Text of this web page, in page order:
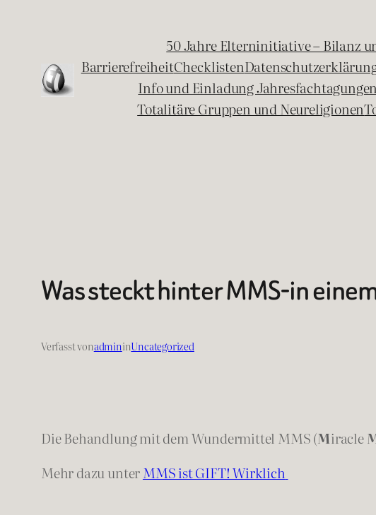
50 Jahre Elterninitiative – Bilanz
BarrierefreiheitChecklisten
Info und Einladung Jahresfachtagungen
Totalitäre Gruppen und Neureligionen
Was steckt hinter MMS-in
Verfasst vonadmininUncategorized
Die Behandlung mit dem Wundermittel MMS (Miracle
Mehr dazu unterMMS ist GIFT! Wirklich